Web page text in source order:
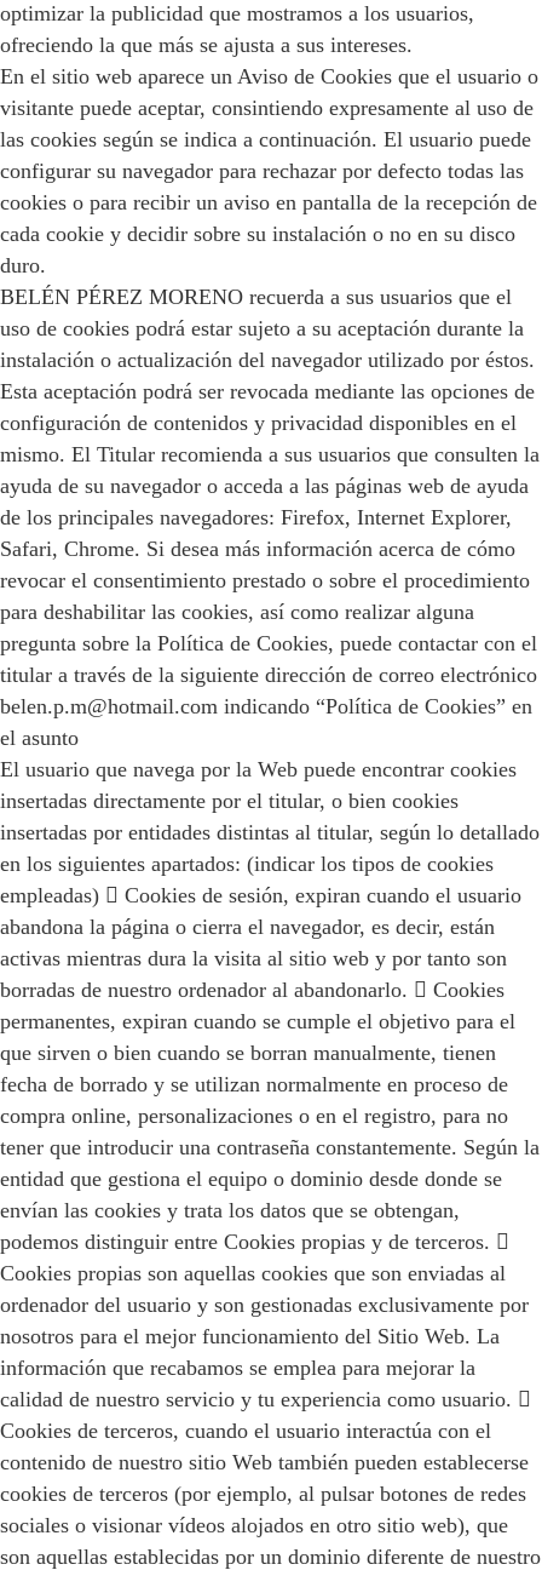
optimizar la publicidad que mostramos a los usuarios,
ofreciendo la que más se ajusta a sus intereses.
En el sitio web aparece un Aviso de Cookies que el usuario o
visitante puede aceptar, consintiendo expresamente al uso de
las cookies según se indica a continuación. El usuario puede
configurar su navegador para rechazar por defecto todas las
cookies o para recibir un aviso en pantalla de la recepción de
cada cookie y decidir sobre su instalación o no en su disco
duro.
BELÉN PÉREZ MORENO recuerda a sus usuarios que el
uso de cookies podrá estar sujeto a su aceptación durante la
instalación o actualización del navegador utilizado por éstos.
Esta aceptación podrá ser revocada mediante las opciones de
configuración de contenidos y privacidad disponibles en el
mismo. El Titular recomienda a sus usuarios que consulten la
ayuda de su navegador o acceda a las páginas web de ayuda
de los principales navegadores: Firefox, Internet Explorer,
Safari, Chrome. Si desea más información acerca de cómo
revocar el consentimiento prestado o sobre el procedimiento
para deshabilitar las cookies, así como realizar alguna
pregunta sobre la Política de Cookies, puede contactar con el
titular a través de la siguiente dirección de correo electrónico
belen.p.m@hotmail.com indicando “Política de Cookies” en
el asunto
El usuario que navega por la Web puede encontrar cookies
insertadas directamente por el titular, o bien cookies
insertadas por entidades distintas al titular, según lo detallado
en los siguientes apartados: (indicar los tipos de cookies
empleadas)  Cookies de sesión, expiran cuando el usuario
abandona la página o cierra el navegador, es decir, están
activas mientras dura la visita al sitio web y por tanto son
borradas de nuestro ordenador al abandonarlo.  Cookies
permanentes, expiran cuando se cumple el objetivo para el
que sirven o bien cuando se borran manualmente, tienen
fecha de borrado y se utilizan normalmente en proceso de
compra online, personalizaciones o en el registro, para no
tener que introducir una contraseña constantemente. Según la
entidad que gestiona el equipo o dominio desde donde se
envían las cookies y trata los datos que se obtengan,
podemos distinguir entre Cookies propias y de terceros. 
Cookies propias son aquellas cookies que son enviadas al
ordenador del usuario y son gestionadas exclusivamente por
nosotros para el mejor funcionamiento del Sitio Web. La
información que recabamos se emplea para mejorar la
calidad de nuestro servicio y tu experiencia como usuario. 
Cookies de terceros, cuando el usuario interactúa con el
contenido de nuestro sitio Web también pueden establecerse
cookies de terceros (por ejemplo, al pulsar botones de redes
sociales o visionar vídeos alojados en otro sitio web), que
son aquellas establecidas por un dominio diferente de nuestro